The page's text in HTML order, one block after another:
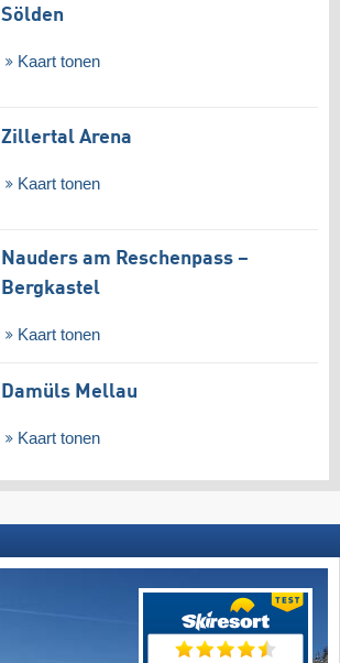
Sölden
Kaart tonen
Zillertal Arena
Kaart tonen
Nauders am Reschenpass –
Bergkastel
Kaart tonen
Damüls Mellau
Kaart tonen